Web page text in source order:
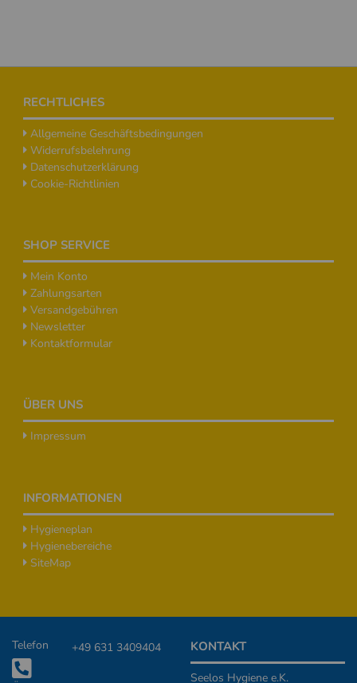
RECHTLICHES
Allgemeine Geschäftsbedingungen
Widerrufsbelehrung
Datenschutzerklärung
Cookie-Richtlinien
SHOP SERVICE
Mein Konto
Zahlungsarten
Versandgebühren
Newsletter
Kontaktformular
ÜBER UNS
Impressum
INFORMATIONEN
Hygieneplan
Hygienebereiche
SiteMap
Zusätzliche Informationen
Telefon +49 631 3409404 KONTAKT
Seelos Hygiene e.K.